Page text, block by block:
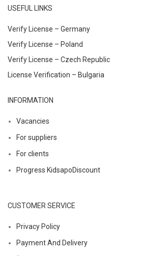
USEFUL LINKS
Verify License – Germany
Verify License – Poland
Verify License – Czech Republic
License Verification – Bulgaria
INFORMATION
Vacancies
For suppliers
For clients
Progress KidsapoDiscount
CUSTOMER SERVICE
Privacy Policy
Payment And Delivery